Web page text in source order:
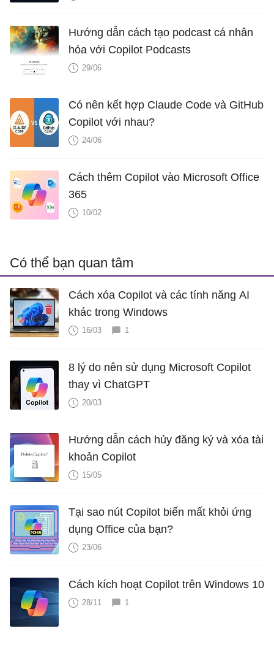
Hướng dẫn cách tạo podcast cá nhân
hóa với Copilot Podcasts
29/06
Có nên kết hợp Claude Code và GitHub
Copilot với nhau?
24/06
Cách thêm Copilot vào Microsoft Office
365
10/02
Có thể bạn quan tâm
Cách xóa Copilot và các tính năng AI
khác trong Windows
16/03 1
8 lý do nên sử dụng Microsoft Copilot
thay vì ChatGPT
20/03
Hướng dẫn cách hủy đăng ký và xóa tài
khoản Copilot
15/05
Tại sao nút Copilot biến mất khỏi ứng
dụng Office của bạn?
23/06
Cách kích hoạt Copilot trên Windows 10
28/11 1